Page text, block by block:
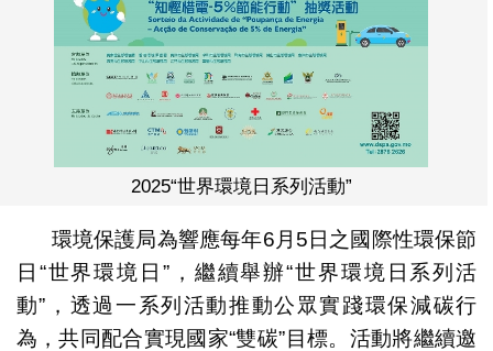
2025“世界環境日系列活動”
環境保護局為響應每年6月5日之國際性環保節
日“世界環境日”，繼續舉辦“世界環境日系列活
動”，透過一系列活動推動公眾實踐環保減碳行
為，共同配合實現國家“雙碳”目標。活動將繼續邀